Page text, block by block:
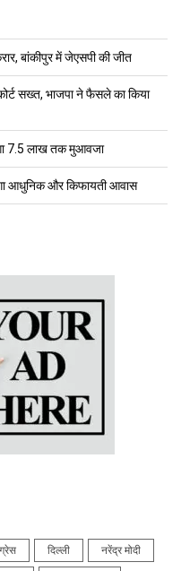
बांकीपुर में जेएसपी की जीत
सख्त, भाजपा ने फैसले का किया
7.5 लाख तक मुआवजा
आधुनिक और किफायती आवास
दिल्ली नरेंद्र मोदी